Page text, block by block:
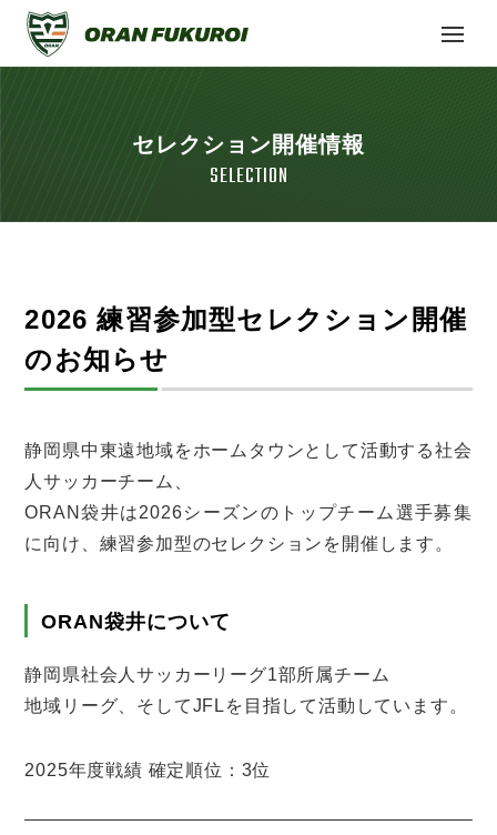
セレクション開催情報
SELECTION
2026 練習参加型セレクション開催
のお知らせ
静岡県中東遠地域をホームタウンとして活動する社会
人サッカーチーム、
ORAN袋井は2026シーズンのトップチーム選手募集
に向け、練習参加型のセレクションを開催します。
ORAN袋井について
静岡県社会人サッカーリーグ1部所属チーム
地域リーグ、そしてJFLを目指して活動しています。
2025年度戦績 確定順位：3位